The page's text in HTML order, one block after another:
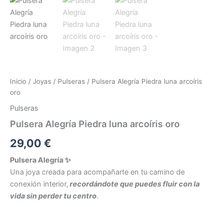
Inicio / Joyas / Pulseras / Pulsera Alegría Piedra luna arcoíris
oro
Pulseras
Pulsera Alegría Piedra luna arcoíris oro
29,00 €
Pulsera Alegría✨
Una joya creada para acompañarte en tu camino de
conexión interior, recordándote que puedes fluir con la
vida sin perder tu centro.